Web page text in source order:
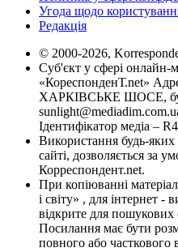
Угода щодо
Редакція
© 2000-2026,
Суб'єкт у сфері онлайн-
«КореспонденТ.net»
ХАРКІВСЬКЕ ШОСЕ,
Ідентифікатор медіа –
Використання будь-яких
сайті, дозволяється за
Корреспондент.net.
При копіюванні
і світу» , для інтернет -
відкрите для пошукових
Посилання має бути
повного або часткового